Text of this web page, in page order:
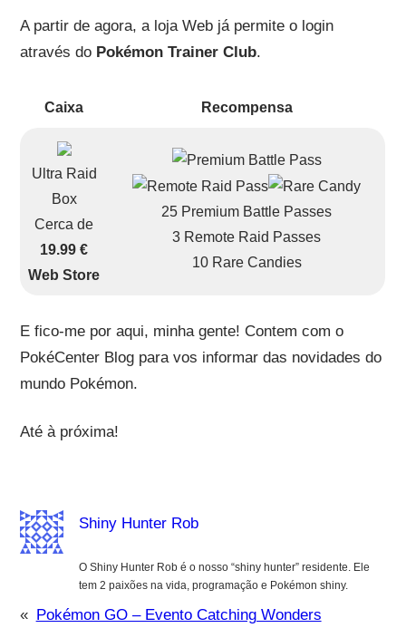
A partir de agora, a loja Web já permite o login
através do Pokémon Trainer Club.
Caixa Recompensa
Ultra Raid
Box
Cerca de
19.99 €
Web Store
25 Premium Battle Passes
3 Remote Raid Passes
10 Rare Candies
E fico-me por aqui, minha gente! Contem com o
PokéCenter Blog para vos informar das novidades do
mundo Pokémon.
Até à próxima!
Shiny Hunter Rob
O Shiny Hunter Rob é o nosso “shiny hunter” residente. Ele
tem 2 paixões na vida, programação e Pokémon shiny.
« Pokémon GO – Evento Catching Wonders